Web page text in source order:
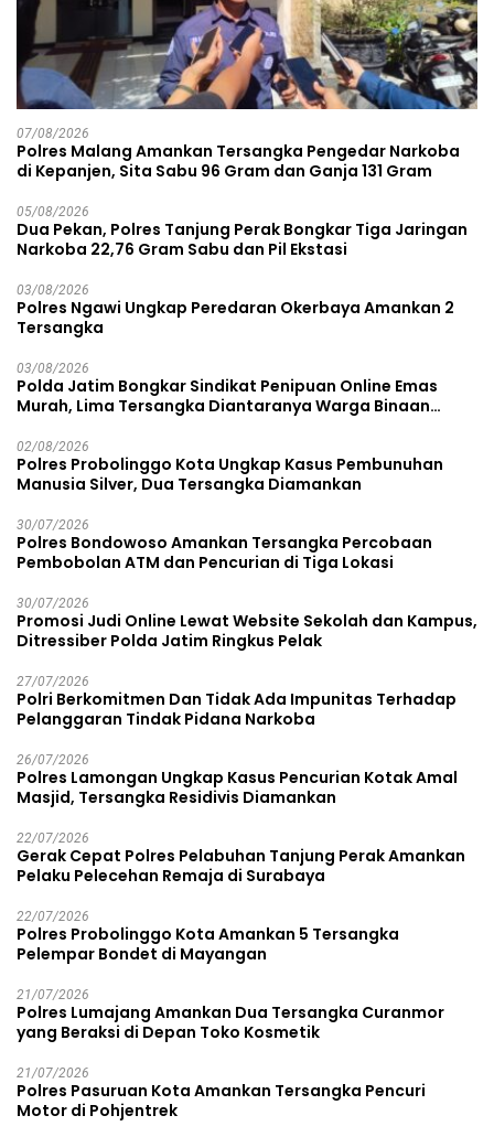
07/08/2026
Polres Malang Amankan Tersangka Pengedar Narkoba
di Kepanjen, Sita Sabu 96 Gram dan Ganja 131 Gram
05/08/2026
Dua Pekan, Polres Tanjung Perak Bongkar Tiga Jaringan
Narkoba 22,76 Gram Sabu dan Pil Ekstasi
03/08/2026
Polres Ngawi Ungkap Peredaran Okerbaya Amankan 2
Tersangka
03/08/2026
Polda Jatim Bongkar Sindikat Penipuan Online Emas
Murah, Lima Tersangka Diantaranya Warga Binaan
02/08/2026
Polres Probolinggo Kota Ungkap Kasus Pembunuhan
Manusia Silver, Dua Tersangka Diamankan
30/07/2026
Polres Bondowoso Amankan Tersangka Percobaan
Pembobolan ATM dan Pencurian di Tiga Lokasi
30/07/2026
Promosi Judi Online Lewat Website Sekolah dan Kampus,
Ditressiber Polda Jatim Ringkus Pelak
27/07/2026
Polri Berkomitmen Dan Tidak Ada Impunitas Terhadap
Pelanggaran Tindak Pidana Narkoba
26/07/2026
Polres Lamongan Ungkap Kasus Pencurian Kotak Amal
Masjid, Tersangka Residivis Diamankan
22/07/2026
Gerak Cepat Polres Pelabuhan Tanjung Perak Amankan
Pelaku Pelecehan Remaja di Surabaya
22/07/2026
Polres Probolinggo Kota Amankan 5 Tersangka
Pelempar Bondet di Mayangan
21/07/2026
Polres Lumajang Amankan Dua Tersangka Curanmor
yang Beraksi di Depan Toko Kosmetik
21/07/2026
Polres Pasuruan Kota Amankan Tersangka Pencuri
Motor di Pohjentrek